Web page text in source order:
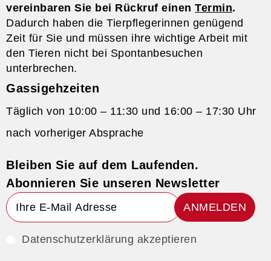
vereinbaren Sie bei Rückruf einen Termin.
Dadurch haben die Tierpflegerinnen genügend
Zeit für Sie und müssen ihre wichtige Arbeit mit
den Tieren nicht bei Spontanbesuchen
unterbrechen.
Gassigehzeiten
Täglich von 10:00 – 11:30 und 16:00 – 17:30 Uhr
nach vorheriger Absprache
Bleiben Sie auf dem Laufenden.
Abonnieren Sie unseren Newsletter
ANMELDEN
Datenschutzerklärung akzeptieren